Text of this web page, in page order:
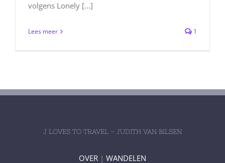
volgens Lonely [...]
Lees meer 1
J LOVES TO TRAVEL – JUDITH VAN BILSEN
OVER | WANDELEN